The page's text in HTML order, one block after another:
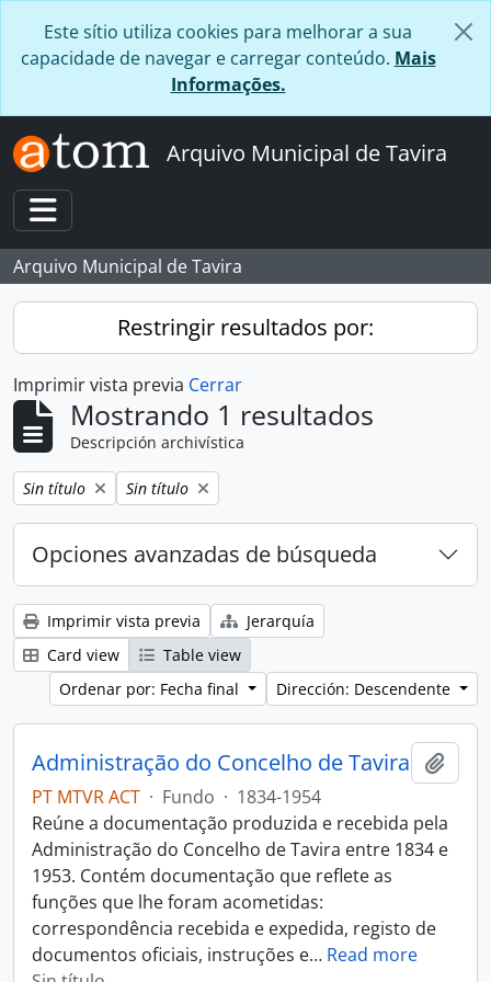
Este sítio utiliza cookies para melhorar a sua
capacidade de navegar e carregar conteúdo. Mais
Informações.
Arquivo Municipal de Tavira
Toggle navigation
Arquivo Municipal de Tavira
Restringir resultados por:
Imprimir vista previa Cerrar
Mostrando 1 resultados
Descripción archivística
Remove filter:
Sin título Remove filter:
Sin título
Opciones avanzadas de búsqueda
Imprimir vista previa
Jerarquía
Card view
Table view
Ordenar por: Fecha final
Dirección: Descendente
Administração do Concelho de Tavira
PT MTVR ACT · Fundo · 1834-1954
Reúne a documentação produzida e recebida pela
Administração do Concelho de Tavira entre 1834 e
1953. Contém documentação que reflete as
funções que lhe foram acometidas:
correspondência recebida e expedida, registo de
documentos oficiais, instruções e… Read more